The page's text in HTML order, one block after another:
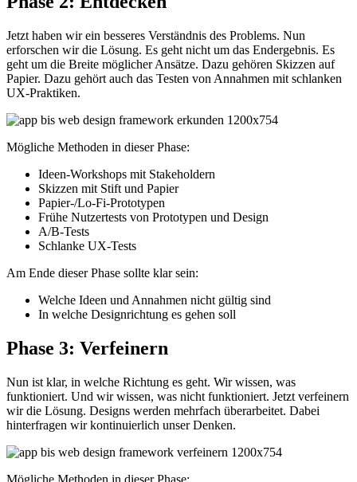
Jetzt haben wir ein besseres Verständnis des Problems. Nun
erforschen wir die Lösung. Es geht nicht um das Endergebnis. Es
geht um die Breite möglicher Ansätze. Dazu gehören Skizzen auf
Papier. Dazu gehört auch das Testen von Annahmen mit schlanken
UX-Praktiken.
Mögliche Methoden in dieser Phase:
Ideen-Workshops mit Stakeholdern
Skizzen mit Stift und Papier
Papier-/Lo-Fi-Prototypen
Frühe Nutzertests von Prototypen und Design
A/B-Tests
Schlanke UX-Tests
Am Ende dieser Phase sollte klar sein:
Welche Ideen und Annahmen nicht gültig sind
In welche Designrichtung es gehen soll
Phase 3: Verfeinern
Nun ist klar, in welche Richtung es geht. Wir wissen, was
funktioniert. Und wir wissen, was nicht funktioniert. Jetzt verfeinern
wir die Lösung. Designs werden mehrfach überarbeitet. Dabei
hinterfragen wir kontinuierlich unser Denken.
Mögliche Methoden in dieser Phase: